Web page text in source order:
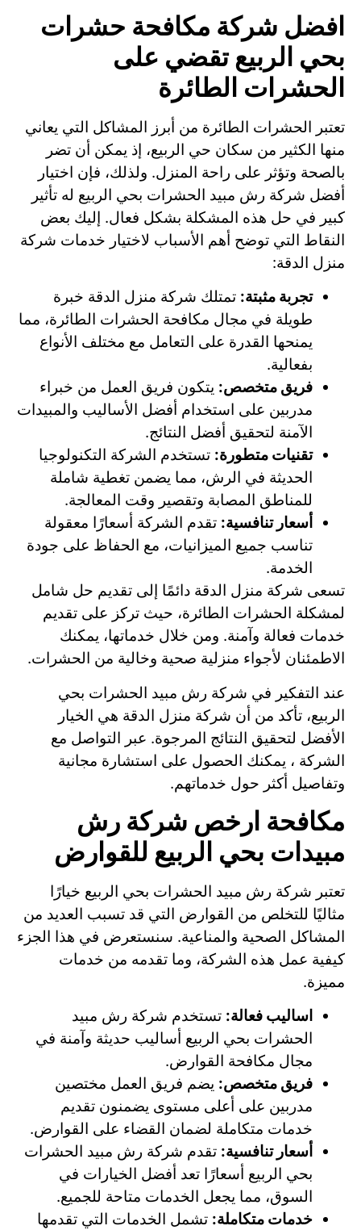
افضل شركة مكافحة حشرات
بحي الربيع تقضي على
الحشرات الطائرة
تعتبر الحشرات الطائرة من أبرز المشاكل التي يعاني
منها الكثير من سكان حي الربيع، إذ يمكن أن تضر
بالصحة وتؤثر على راحة المنزل. ولذلك، فإن اختيار
أفضل شركة رش مبيد الحشرات بحي الربيع له تأثير
كبير في حل هذه المشكلة بشكل فعال. إليك بعض
النقاط التي توضح أهم الأسباب لاختيار خدمات شركة
منزل الدقة:
تجربة مثبتة: تمتلك شركة منزل الدقة خبرة
طويلة في مجال مكافحة الحشرات الطائرة، مما
يمنحها القدرة على التعامل مع مختلف الأنواع
بفعالية.
فريق متخصص: يتكون فريق العمل من خبراء
مدربين على استخدام أفضل الأساليب والمبيدات
الآمنة لتحقيق أفضل النتائج.
تقنيات متطورة: تستخدم الشركة التكنولوجيا
الحديثة في الرش، مما يضمن تغطية شاملة
للمناطق المصابة وتقصير وقت المعالجة.
أسعار تنافسية: تقدم الشركة أسعارًا معقولة
تناسب جميع الميزانيات، مع الحفاظ على جودة
الخدمة.
تسعى شركة منزل الدقة دائمًا إلى تقديم حل شامل
لمشكلة الحشرات الطائرة، حيث تركز على تقديم
خدمات فعالة وآمنة. ومن خلال خدماتها، يمكنك
الاطمئنان لأجواء منزلية صحية وخالية من الحشرات.
عند التفكير في شركة رش مبيد الحشرات بحي
الربيع، تأكد من أن شركة منزل الدقة هي الخيار
الأفضل لتحقيق النتائج المرجوة. عبر التواصل مع
الشركة ، يمكنك الحصول على استشارة مجانية
وتفاصيل أكثر حول خدماتهم.
مكافحة ارخص شركة رش
مبيدات بحي الربيع للقوارض
تعتبر شركة رش مبيد الحشرات بحي الربيع خيارًا
مثاليًا للتخلص من القوارض التي قد تسبب العديد من
المشاكل الصحية والمناعية. سنستعرض في هذا الجزء
كيفية عمل هذه الشركة، وما تقدمه من خدمات
مميزة.
اساليب فعالة: تستخدم شركة رش مبيد
الحشرات بحي الربيع أساليب حديثة وآمنة في
مجال مكافحة القوارض.
فريق متخصص: يضم فريق العمل مختصين
مدربين على أعلى مستوى يضمنون تقديم
خدمات متكاملة لضمان القضاء على القوارض.
أسعار تنافسية: تقدم شركة رش مبيد الحشرات
بحي الربيع أسعارًا تعد أفضل الخيارات في
السوق، مما يجعل الخدمات متاحة للجميع.
خدمات متكاملة: تشمل الخدمات التي تقدمها